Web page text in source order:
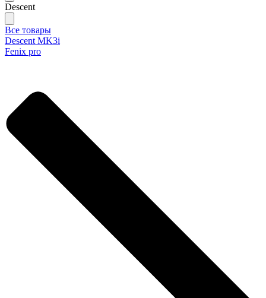
Descent
Все товары
Descent MK3i
Fenix pro